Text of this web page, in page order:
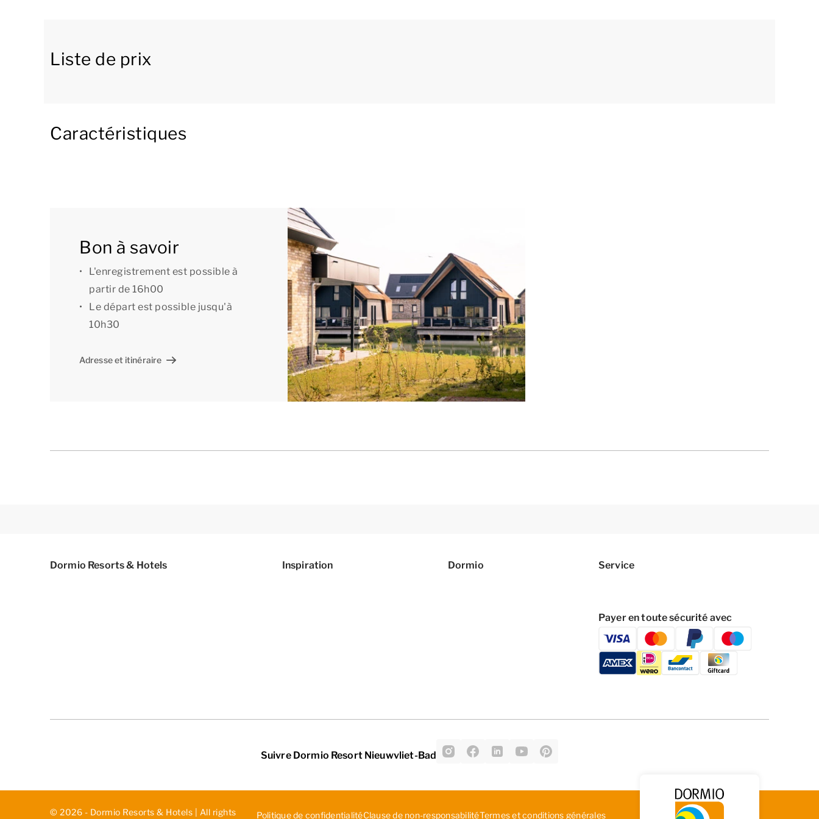
chaussée se trouve une chambre équipée d’une Smart TV avec possibilité de streaming et salle de
bains attenante avec baignoire, douche et lavabo. Il y a également un WC séparé.
se promener librement. Une douche pour chiens est également à votre disposition dans le jardin. À
de jeux pour chiens. Cet endroit est entouré d'une clôture, ce qui permet à votre compagnon à
quatre pattes de courir librement et de jouer avec d'autres congénères. L'aire de jeux pour chiens
comporte également un certain nombre d'éléments de jeu pour votre chien.
Le premier étage se compose de 4 chambres avec 2 lits simples chacune, dont l'une est équipée
d’une Smart TV avec possibilité de streaming. Deux des chambres disposent également d'une salle
de bains attenante avec douche et lavabo. Depuis le couloir, vous avez également accès à une
troisième salle de bains avec douche, lavabo et WC. Il y a à ce niveau également un WC séparé.
Il y a au moins 2 places de parking privées à côté du logement et une borne de recharge pour
véhicule électrique. Vous bénéficiez du wifi gratuit pendant votre séjour.
Liste de prix
Caractéristiques
Bon à savoir
L'enregistrement est possible à
partir de 16h00
Le départ est possible jusqu'à
10h30
Adresse et itinéraire
Dormio Resorts & Hotels Inspiration Dormio Service
Payer en toute sécurité avec
Suivre Dormio Resort Nieuwvliet-Bad
© 2026 - Dormio Resorts & Hotels | All rights Politique de confidentialitéC­lau­se ­de ­non­-re­spo­nsa­bil­itéTermes et conditions générales